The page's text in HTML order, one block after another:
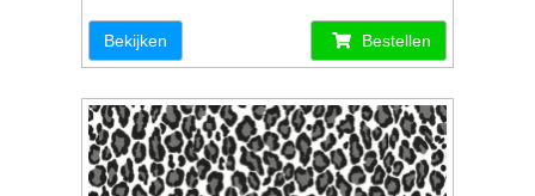
Bekijken Bestellen